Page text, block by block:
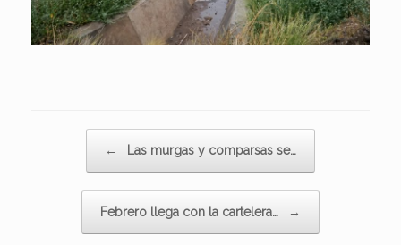
← Las murgas y comparsas se…
Febrero llega con la cartelera… →